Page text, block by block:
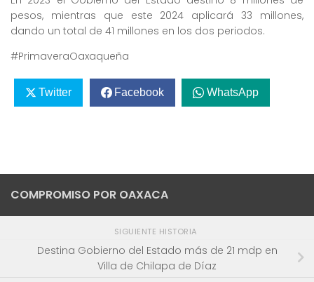
pesos, mientras que este 2024 aplicará 33 millones,
dando un total de 41 millones en los dos periodos.
#PrimaveraOaxaqueña
Twitter Facebook WhatsApp
COMPROMISO POR OAXACA
SIGUIENTE HISTORIA
Destina Gobierno del Estado más de 21 mdp en
Villa de Chilapa de Díaz